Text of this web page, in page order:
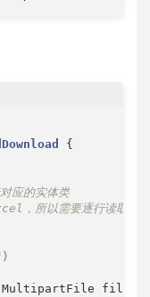
{
应的实体类
，所以需要逐行读取的
file)